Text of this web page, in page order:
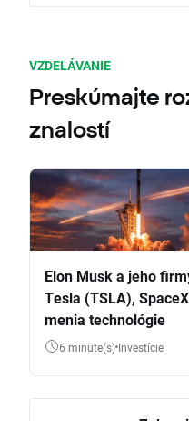
VZDELÁVANIE
Preskúmajte
znalostí
Elon Musk a jeho
Tesla (TSLA),
menia technológie
6 minute(s) Investície